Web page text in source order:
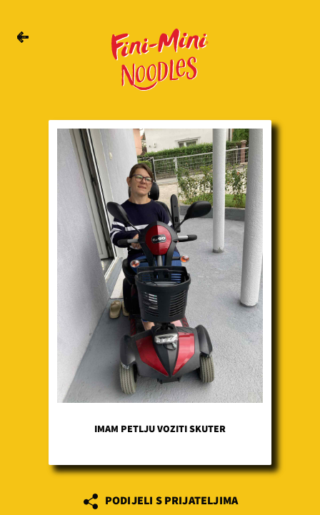
IMAM PETLJU VOZITI SKUTER
PODIJELI S PRIJATELJIMA